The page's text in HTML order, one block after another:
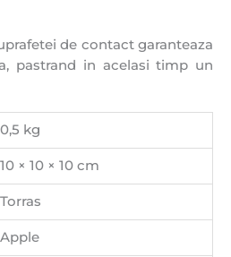
de contact garanteaza
pastrand in acelasi timp un
0,5 kg
10 × 10 × 10 cm
Torras
Apple